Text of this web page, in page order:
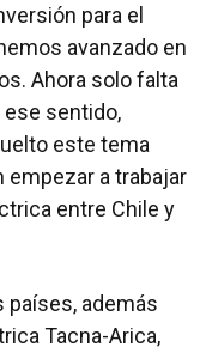
para el
avanzado en
Ahora solo falta
ese sentido,
este tema
empezar a trabajar
entre Chile y
países, además
Tacna-Arica,